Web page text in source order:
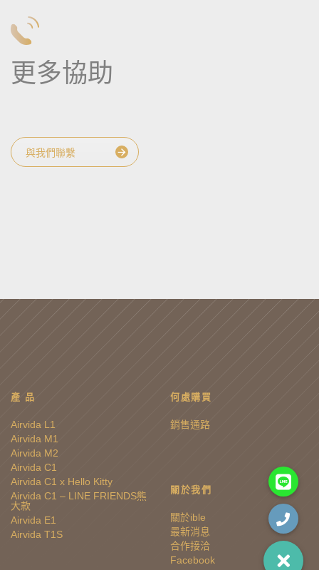
更多協助
與我們聯繫
產 品
Airvida L1
Airvida M1
Airvida M2
Airvida C1
Airvida C1 x Hello Kitty
Airvida C1 – LINE FRIENDS熊
大款
Airvida E1
Airvida T1S
何處購買
銷售通路
關於我們
關於ible
最新消息
合作接洽
Facebook